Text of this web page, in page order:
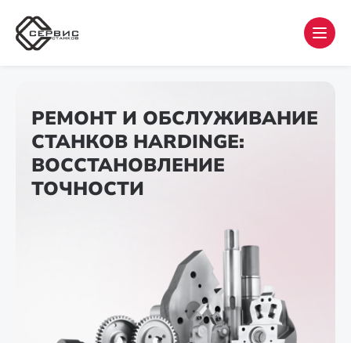
РЕМОНТ И ОБСЛУЖИВАНИЕ
СТАНКОВ HARDINGE:
ВОССТАНОВЛЕНИЕ
ТОЧНОСТИ